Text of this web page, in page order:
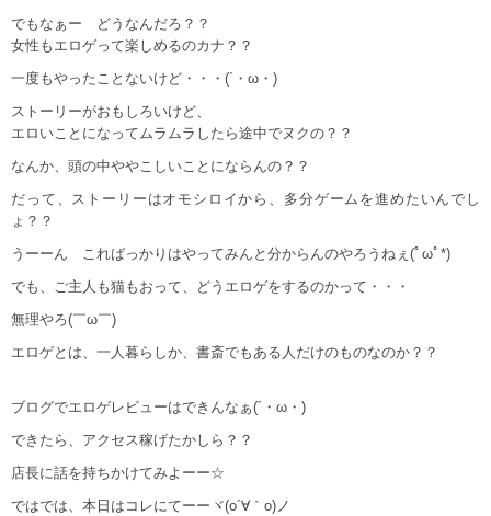
でもなぁー どうなんだろ？？
女性もエロゲって楽しめるのカナ？？
一度もやったことないけど・・・(´・ω・)
ストーリーがおもしろいけど、
エロいことになってムラムラしたら途中でヌクの？？
なんか、頭の中ややこしいことにならんの？？
だって、ストーリーはオモシロイから、多分ゲームを進めたいんでし
ょ？？
うーーん こればっかりはやってみんと分からんのやろうねぇ(ﾟωﾟ*)
でも、ご主人も猫もおって、どうエロゲをするのかって・・・
無理やろ(￣ω￣)
エロゲとは、一人暮らしか、書斎でもある人だけのものなのか？？
ブログでエロゲレビューはできんなぁ(´・ω・)
できたら、アクセス稼げたかしら？？
店長に話を持ちかけてみよーー☆
ではでは、本日はコレにてーーヾ(o´∀｀o)ノ